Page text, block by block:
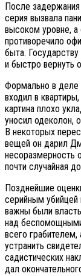
После
серия вызвала
высоком уровне, а
противоречило
быта.
и быстро вернуть
Формально в деле
входил в
картина плохо
уносил одеколон,
В некоторых
вещей он дарил
несоразмерность
почти случайная
Позднейшие
серийным убийцей
важны были
над
всего грабителем,
устранить
садистических
дал